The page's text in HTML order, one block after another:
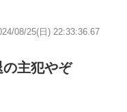
08/25(日) 22:33:36.67
主犯やぞ